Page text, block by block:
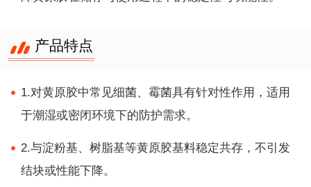
产品特点
1.对黄原胶中常见细菌、霉菌具有针对性作用，适用
于潮湿或密闭环境下的防护需求。
2.与淀粉基、树脂基等黄原胶基料稳定共存，不引发
结块或性能下降。